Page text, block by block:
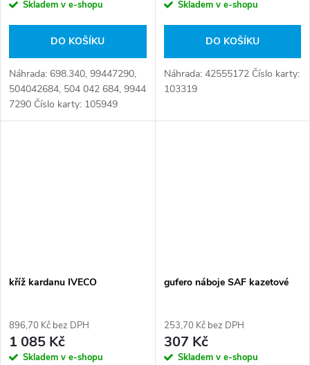
Skladem v e-shopu
DO KOŠÍKU
Náhrada: 698.340, 99447290,
504042684, 504 042 684, 9944
7290 Číslo karty: 105949
Skladem v e-shopu
DO KOŠÍKU
Náhrada: 42555172 Číslo karty:
103319
kříž kardanu IVECO
896,70 Kč bez DPH
1 085 Kč
Skladem v e-shopu
gufero náboje SAF kazetové
253,70 Kč bez DPH
307 Kč
Skladem v e-shopu